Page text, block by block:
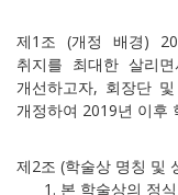
제1조 (개정 배경)
취지를 최대한 살리
개선하고자, 회장단
개정하여 2019년 이후
제2조 (학술상 명칭 및
본 학술상의 정